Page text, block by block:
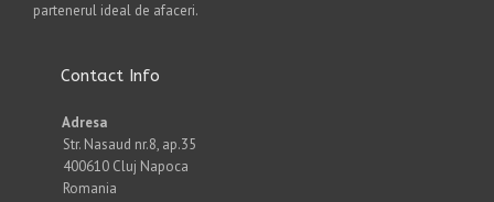
partenerul ideal de afaceri.
Contact Info
Adresa
Str. Nasaud nr.8, ap.35
400610 Cluj Napoca
Romania